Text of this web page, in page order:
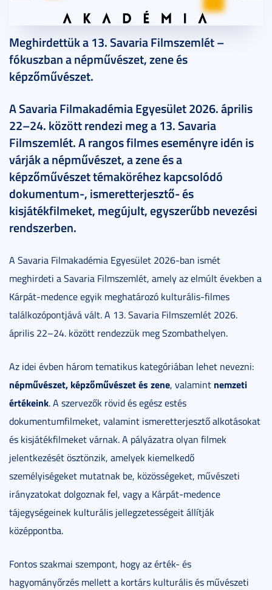
Meghirdettük a 13. Savaria Filmszemlét –
fókuszban a népművészet, zene és
képzőművészet.
A Savaria Filmakadémia Egyesület 2026. április
22–24. között rendezi meg a 13. Savaria
Filmszemlét. A rangos filmes eseményre idén is
várják a népművészet, a zene és a
képzőművészet témaköréhez kapcsolódó
dokumentum-, ismeretterjesztő- és
kisjátékfilmeket, megújult, egyszerűbb nevezési
rendszerben.
A Savaria Filmakadémia Egyesület 2026-ban ismét
meghirdeti a Savaria Filmszemlét, amely az elmúlt években a
Kárpát-medence egyik meghatározó kulturális-filmes
találkozópontjává vált. A 13. Savaria Filmszemlét 2026.
április 22–24. között rendezzük meg Szombathelyen.
Az idei évben három tematikus kategóriában lehet nevezni:
népművészet, képzőművészet és zene, valamint nemzeti
értékeink. A szervezők rövid és egész estés
dokumentumfilmeket, valamint ismeretterjesztő alkotásokat
és kisjátékfilmeket várnak. A pályázatra olyan filmek
jelentkezését ösztönzik, amelyek kiemelkedő
személyiségeket mutatnak be, közösségeket, művészeti
irányzatokat dolgoznak fel, vagy a Kárpát-medence
tájegységeinek kulturális jellegzetességeit állítják
középpontba.
Fontos szakmai szempont, hogy az érték- és
hagyományőrzés mellett a kortárs kulturális és művészeti